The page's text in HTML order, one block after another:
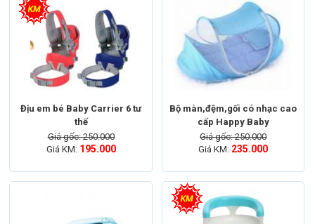
Địu em bé Baby Carrier 6 tư
thế
Giá gốc: 250.000
Giá KM: 195.000
Bộ màn,đệm,gối có nhạc cao
cấp Happy Baby
Giá gốc: 250.000
Giá KM: 235.000